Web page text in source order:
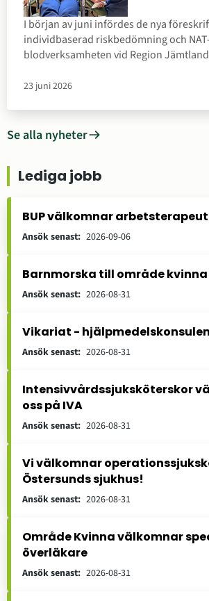
I början av juni infördes de nya
individbaserad riskbedömning och
blodverksamheten vid Region
blodtransfusioner säkrare än någonsin.
infektioner tidigare än traditionella
Samtidigt öppnas dörren för fler
bidrar till en mer jämlik och hållbar
23 juni 2026
Se alla nyheter
Lediga jobb
BUP välkomnar arbetsterapeut
Ansök senast: 2026-09-06
Barnmorska till område kvinna
Ansök senast: 2026-08-31
Vikariat -
Ansök senast: 2026-08-31
Intensivvårdssjuksköterskor
oss på IVA
Ansök senast: 2026-08-31
Vi välkomnar
Östersunds sjukhus!
Ansök senast: 2026-08-31
Område Kvinna välkomnar
överläkare
Ansök senast: 2026-08-31